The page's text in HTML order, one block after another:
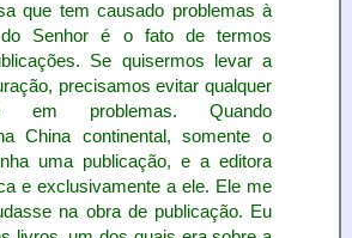
que tem causado problemas à
do Senhor é o fato de termos
Se quisermos levar a
precisamos evitar qualquer
em problemas. Quando
China continental, somente o
uma publicação, e a editora
e exclusivamente a ele. Ele me
na obra de publicação. Eu